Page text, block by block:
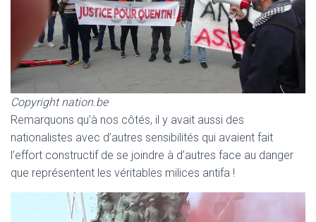
Copyright nation.be
Remarquons qu’à nos côtés, il y avait aussi des
nationalistes avec d’autres sensibilités qui avaient fait
l’effort constructif de se joindre à d’autres face au danger
que représentent les véritables milices antifa !